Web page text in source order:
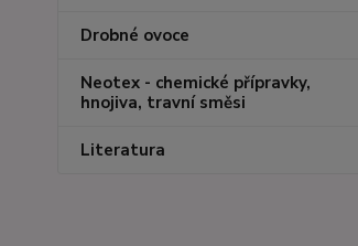
Drobné ovoce
Neotex - chemické přípravky,
hnojiva, travní směsi
Literatura